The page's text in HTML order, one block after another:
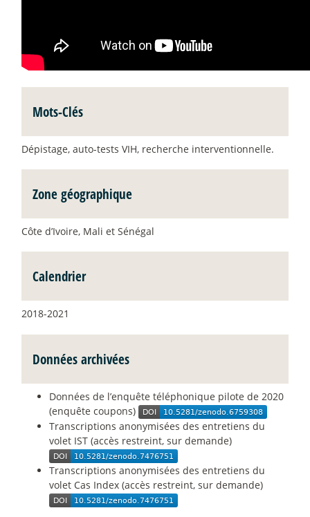
Mots-Clés
Dépistage, auto-tests VIH, recherche interventionnelle.
Zone géographique
Côte d’Ivoire, Mali et Sénégal
Calendrier
2018-2021
Données archivées
Données de l’enquête téléphonique pilote de 2020
(enquête coupons)
Transcriptions anonymisées des entretiens du
volet IST (accès restreint, sur demande)
Transcriptions anonymisées des entretiens du
volet Cas Index (accès restreint, sur demande)